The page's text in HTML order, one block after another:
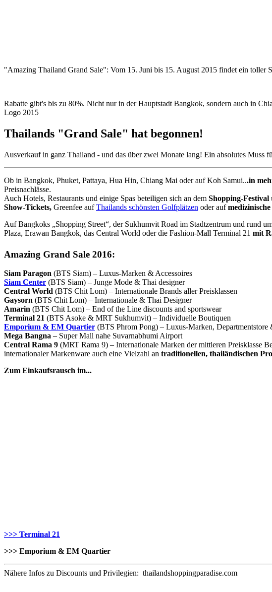
"Amazing Thailand Grand Sale": Vom 15. Juni bis 15. August 2015 findet ein toller
Rabatte gibt's bis zu 80%. Nicht nur in der Hauptstadt Bangkok, sondern auch in
Logo 2015
Thailands "Grand Sale" hat begonnen!
Ausverkauf in ganz Thailand - und das über zwei Monate lang! Ein absolutes
Ob in Bangkok, Phuket, Pattaya, Hua Hin, Chiang Mai oder auf Koh Samui...in
Preisnachlässe.
Auch Hotels, Restaurants und einige Spas beteiligen sich an dem Shopping-Festival
Show-Tickets, Greenfee aufThailands schönsten Golfplätzen oder auf
Auf Bangkoks „Shopping Street“, der Sukhumvit Road im Stadtzentrum und rund
Plaza, Erawan Bangkok, das Central World oder die Fashion-Mall Terminal 21 mit
Amazing Grand Sale 2016:
Siam Paragon (BTS Siam) – Luxus-Marken & Accessoires
Siam Center (BTS Siam) – Junge Mode & Thai designer
Central World (BTS Chit Lom) – Internationale Brands aller Preisklassen
Gaysorn (BTS Chit Lom) – Internationale & Thai Designer
Amarin (BTS Chit Lom) – End of the Line discounts and sportswear
Terminal 21 (BTS Asoke & MRT Sukhumvit) – Individuelle Boutiquen
Emporium & EM Quartier (BTS Phrom Pong) – Luxus-Marken, Departmentstore
Mega Bangna – Super Mall nahe Suvarnabhumi Airport
Central Rama 9 (MRT Rama 9) – Internationale Marken der mittleren Preisklasse
internationaler Markenware auch eine Vielzahl an traditionellen, thailändischen
Zum Einkaufsrausch im...
>>> Terminal 21
>>> Emporium & EM Quartier
Nähere Infos zu Discounts und Privilegien: thailandshoppingparadise.com